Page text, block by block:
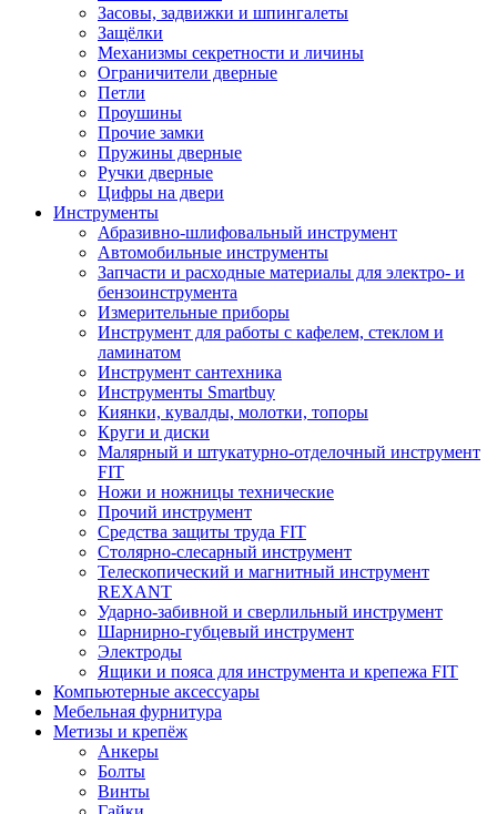
Засовы, задвижки и шпингалеты
Защёлки
Механизмы секретности и личины
Ограничители дверные
Петли
Проушины
Прочие замки
Пружины дверные
Ручки дверные
Цифры на двери
Инструменты
Абразивно-шлифовальный инструмент
Автомобильные инструменты
Запчасти и расходные материалы для электро- и
бензоинструмента
Измерительные приборы
Инструмент для работы с кафелем, стеклом и
ламинатом
Инструмент сантехника
Инструменты Smartbuy
Киянки, кувалды, молотки, топоры
Круги и диски
Малярный и штукатурно-отделочный инструмент
FIT
Ножи и ножницы технические
Прочий инструмент
Средства защиты труда FIT
Столярно-слесарный инструмент
Телескопический и магнитный инструмент
REXANT
Ударно-забивной и сверлильный инструмент
Шарнирно-губцевый инструмент
Электроды
Ящики и пояса для инструмента и крепежа FIT
Компьютерные аксессуары
Мебельная фурнитура
Метизы и крепёж
Анкеры
Болты
Винты